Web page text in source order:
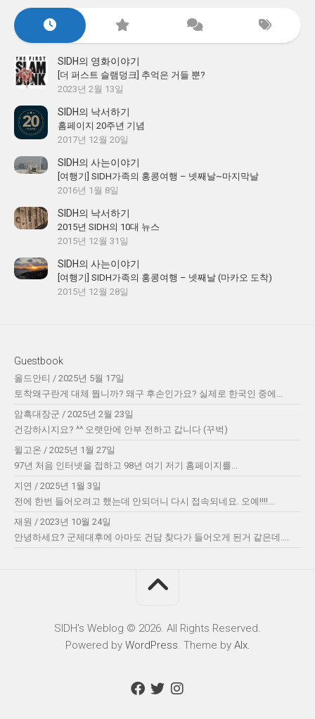
SIDH의 영화이야기
[더 퍼스트 슬램덩크] 추억은 거들 뿐?
2023년 2월 13일
SIDH의 낙서하기
홈페이지 20주년 기념
2017년 12월 20일
SIDH의 사는이야기
[여행기] SIDH가족의 홍콩여행 – 넷째날~마지막날
2016년 1월 8일
SIDH의 낙서하기
2015년 SIDH의 10대 뉴스
2015년 12월 31일
SIDH의 사는이야기
[여행기] SIDH가족의 홍콩여행 – 넷째날 (마카오 도착)
2015년 12월 28일
Guestbook
올드안티 / 2025년 5월 17일
토착왜구란게 대체 뭡니까? 왜구 후손인가요? 실제로 한국인 중에...
암흑대장군 / 2025년 2월 23일
건강하시지요? ^^ 오랫만에 안부 전하고 갑니다 (꾸벅)
윌고온 / 2025년 1월 27일
97년 처음 인터넷을 접하고 98년 여기 저기 홈페이지를...
지연 / 2025년 1월 3일
전에 한번 들어오려고 했는데 안되더니 다시 접속되네요. 오예!!!!...
재원 / 2023년 10월 24일
안녕하세요? 군제대후에 아마도 건담 찾다가 들어오게 된거 같은데....
SIDH′s Weblog © 2026. All Rights Reserved.
Powered by WordPress. Theme by Alx.